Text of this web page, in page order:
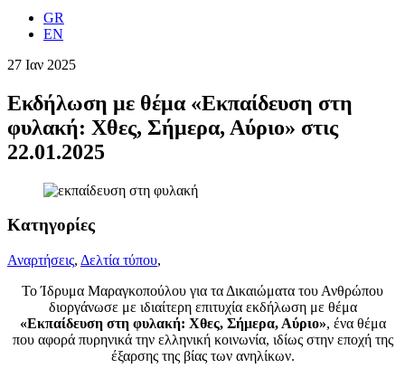
GR
EN
27 Ιαν 2025
Εκδήλωση με θέμα «Εκπαίδευση στη
φυλακή: Χθες, Σήμερα, Αύριο» στις
22.01.2025
Κατηγορίες
Αναρτήσεις, Δελτία τύπου,
To Ίδρυμα Μαραγκοπούλου για τα Δικαιώματα του Ανθρώπου
διοργάνωσε με ιδιαίτερη επιτυχία εκδήλωση με θέμα
«Εκπαίδευση στη φυλακή: Χθες, Σήμερα, Αύριο», ένα θέμα
που αφορά πυρηνικά την ελληνική κοινωνία, ιδίως στην εποχή της
έξαρσης της βίας των ανηλίκων.